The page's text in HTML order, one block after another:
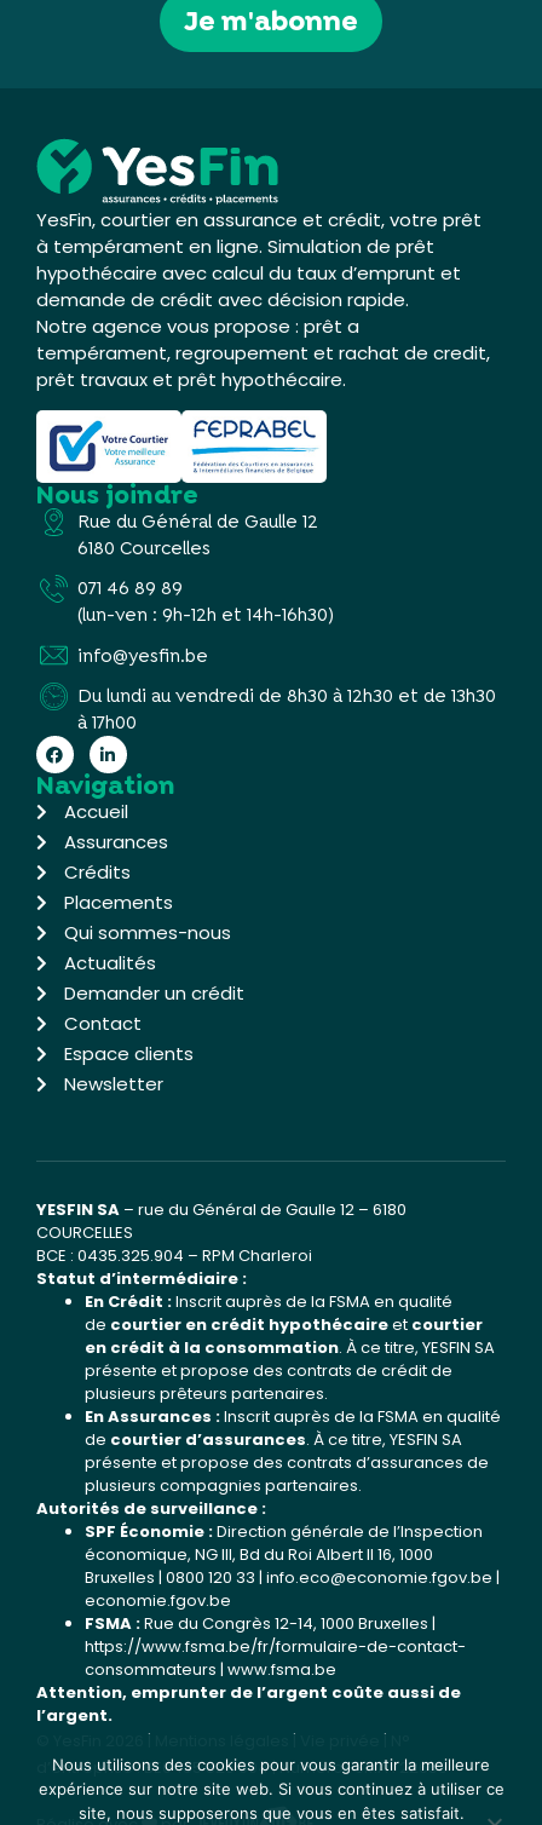
Je m'abonne
YesFin, courtier en assurance et crédit, votre prêt
à tempérament en ligne. Simulation de prêt
hypothécaire avec calcul du taux d’emprunt et
demande de crédit avec décision rapide.
Notre agence vous propose : prêt a
tempérament, regroupement et rachat de credit,
prêt travaux et prêt hypothécaire.
Nous joindre
Rue du Général de Gaulle 12
6180 Courcelles
071 46 89 89
(lun-ven : 9h-12h et 14h-16h30)
info@yesfin.be
Du lundi au vendredi de 8h30 à 12h30 et de 13h30
à 17h00
Navigation
Accueil
Assurances
Crédits
Placements
Qui sommes-nous
Actualités
Demander un crédit
Contact
Espace clients
Newsletter
YESFIN SA – rue du Général de Gaulle 12 – 6180
COURCELLES
BCE : 0435.325.904 – RPM Charleroi
Statut d’intermédiaire :
En Crédit :Inscrit auprès de la FSMA en qualité
de courtier en crédit hypothécaireet courtier
en crédit à la consommation. À ce titre, YESFIN SA
présente et propose des contrats de crédit de
plusieurs prêteurs partenaires.
En Assurances :Inscrit auprès de la FSMA en qualité
de courtier d’assurances. À ce titre, YESFIN SA
présente et propose des contrats d’assurances de
plusieurs compagnies partenaires.
Autorités de surveillance :
SPF Économie :Direction générale de l’Inspection
économique, NG III, Bd du Roi Albert II 16, 1000
Bruxelles | 0800 120 33 | info.eco@economie.fgov.be |
economie.fgov.be
FSMA :Rue du Congrès 12-14, 1000 Bruxelles |
https://www.fsma.be/fr/formulaire-de-contact-
consommateurs | www.fsma.be
Attention, emprunter de l’argent coûte aussi de
l’argent.
© YesFin 2026 |
|
| N°
d’entreprise : BE0435 325 904 | Numéro FSMA : 22653
Nous utilisons des cookies pour vous garantir la meilleure
expérience sur notre site web. Si vous continuez à utiliser ce
site, nous supposerons que vous en êtes satisfait.